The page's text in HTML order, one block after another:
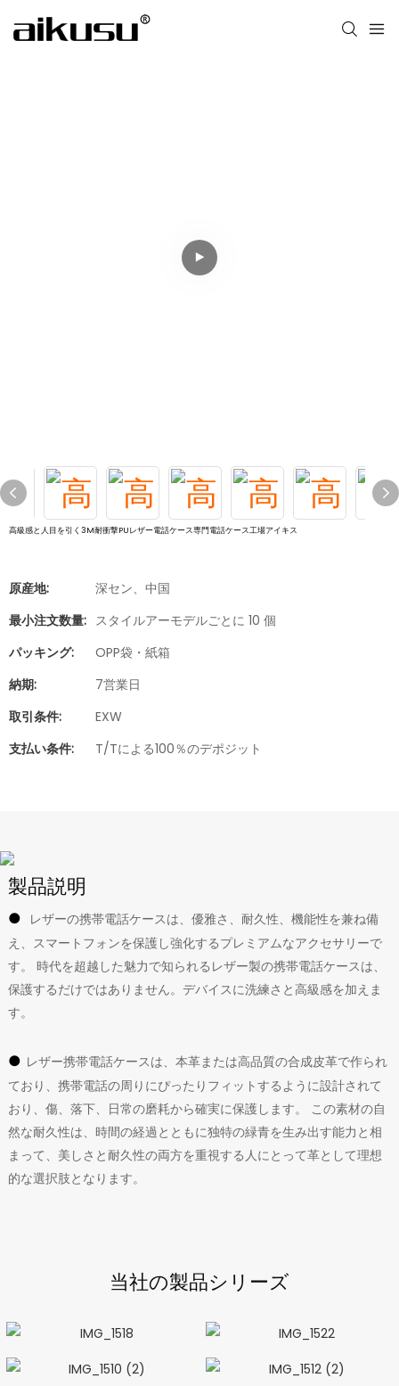
高級感と人目を引く3M耐衝撃PUレザー電話ケース専門電話ケース工場アイキス
原産地:
深セン、中国
最小注文数量: スタイルアーモデルごとに 10 個
パッキング:
OPP袋・紙箱
納期:
7営業日
取引条件:
EXW
支払い条件:
T/Tによる100％のデポジット
製品説明
● レザーの携帯電話ケースは、優雅さ、耐久性、機能性を兼ね備
え、スマートフォンを保護し強化するプレミアムなアクセサリーで
す。 時代を超越した魅力で知られるレザー製の携帯電話ケースは、
保護するだけではありません。デバイスに洗練さと高級感を加えま
す。
● レザー携帯電話ケースは、本革または高品質の合成皮革で作られ
ており、携帯電話の周りにぴったりフィットするように設計されて
おり、傷、落下、日常の磨耗から確実に保護します。 この素材の自
然な耐久性は、時間の経過とともに独特の緑青を生み出す能力と相
まって、美しさと耐久性の両方を重視する人にとって革として理想
的な選択肢となります。
当社の製品シリーズ